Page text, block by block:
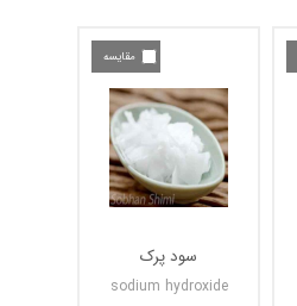
مقایسه
سود پرک
sodium hydroxide